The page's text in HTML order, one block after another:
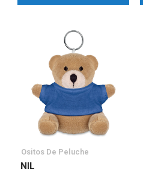
Ositos De Peluche
NIL